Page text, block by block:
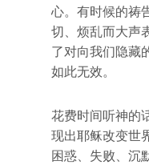
心。有时候的祷
切、烦乱而大声
了对向我们隐藏
如此无效。
花费时间听神的
现出耶稣改变世
困惑、失败、沉